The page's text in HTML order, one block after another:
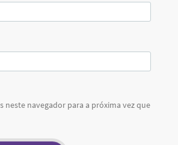
neste navegador para a próxima vez que